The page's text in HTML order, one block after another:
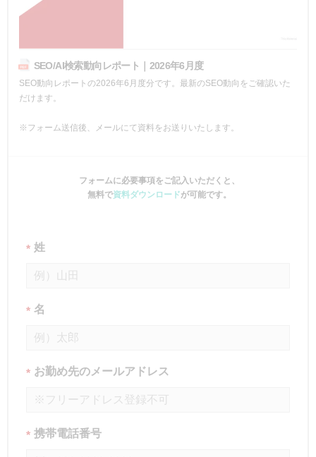
SEO/AI検索動向レポート｜2026年6月度
SEO動向レポートの2026年6月度分です。最新のSEO動向をご確認いた
だけます。
※フォーム送信後、メールにて資料をお送りいたします。
フォームに必要事項をご記入いただくと、
無料で資料ダウンロードが可能です。
* 姓
* 名
* お勤め先のメールアドレス
* 携帯電話番号